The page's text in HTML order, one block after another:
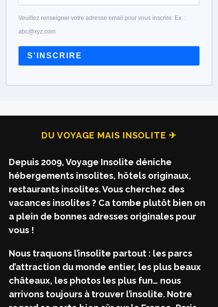
Veuillez renseigner votre adresse email pour vous inscrire. Ex. :
abc@xyz.com
S'INSCRIRE
DU VOYAGE MAIS INSOLITE ✈
Depuis 2009, Voyage Insolite déniche
hébergements insolites, hôtels originaux,
restaurants insolites. Vous cherchez des
vacances insolites ? Ca tombe plutôt bien on
a plein de bonnes adresses originales pour
vous !
Nous traquons l’insolite partout : les parcs
d’attraction du monde entier, les plus beaux
châteaux, les photos les plus fun… nous
arrivons toujours à trouver l’insolite. Notre